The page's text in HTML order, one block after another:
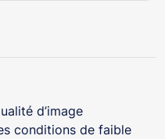
d’image
conditions de faible